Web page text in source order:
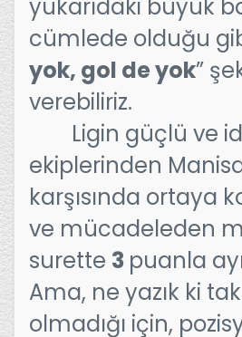
yukarıdaki büyük
cümlede olduğu
yok, gol de yok”
verebiliriz.
Ligin güçlü ve
ekiplerinden
karşısında ortaya
ve mücadeleden
surette 3 puanla
Ama, ne yazık ki
olmadığı için,